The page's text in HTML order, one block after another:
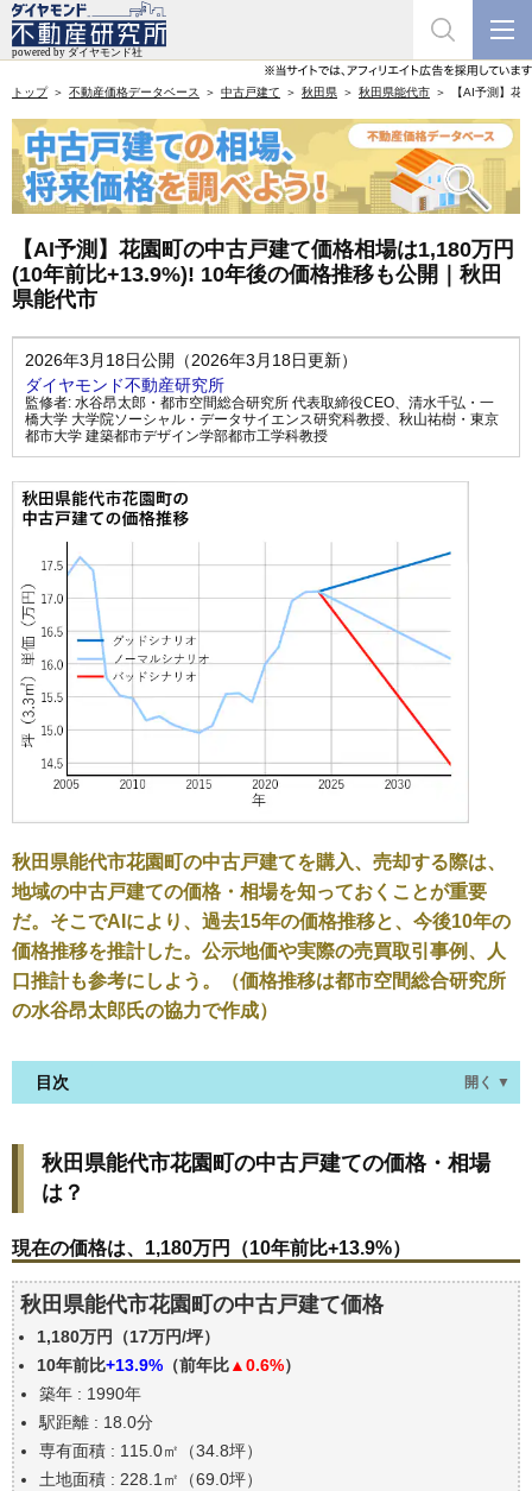
トップ 不動産価格データベース 中古戸建て 秋田県 秋田県能代市 【AI予測】花
【AI予測】花園町の中古戸建て価格相場は1,180万円
(10年前比+13.9%)! 10年後の価格推移も公開｜秋田
県能代市
2026年3月18日公開（2026年3月18日更新）
ダイヤモンド不動産研究所
監修者: 水谷昂太郎・都市空間総合研究所 代表取締役CEO、 清水千弘・一
橋大学 大学院ソーシャル・データサイエンス研究科教授、 秋山祐樹・東京
都市大学 建築都市デザイン学部都市工学科教授
秋田県能代市花園町の中古戸建てを購入、売却する際は、
地域の中古戸建ての価格・相場を知っておくことが重要
だ。そこでAIにより、過去15年の価格推移と、今後10年の
価格推移を推計した。公示地価や実際の売買取引事例、人
口推計も参考にしよう。（価格推移は都市空間総合研究所
の水谷昂太郎氏の協力で作成）
目次 開く ▼
現在の価格は、1,180万円（10年前比+13.9%）
価格を詳細に分析しよう
駅からの徒歩距離で価格はどうなる？
築年数で価格はどうなる？
秋田県能代市花園町の中古戸建ての過去の売買事例
公示地価はいくら
エリアの将来性を人口予想から検討しよう
自分の年収でいくらの不動産が買える？
秋田県能代市花園町の中古戸建ての価格・相場
は？
現在の価格は、1,180万円（10年前比+13.9%）
秋田県能代市花園町の中古戸建て価格
1,180万円（17万円/坪）
10年前比+13.9% （前年比▲0.6%）
築年 : 1990年
駅距離 : 18.0分
専有面積 : 115.0㎡（34.8坪）
土地面積 : 228.1㎡（69.0坪）